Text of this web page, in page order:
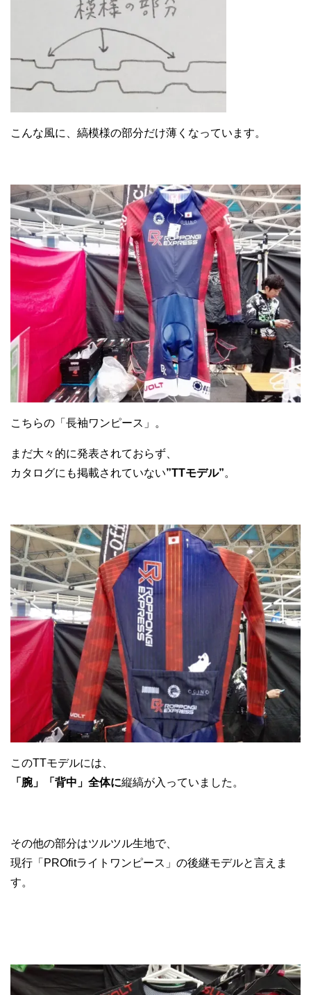
こんな風に、縞模様の部分だけ薄くなっています。
こちらの「長袖ワンピース」。
まだ大々的に発表されておらず、
カタログにも掲載されていない”TTモデル”。
このTTモデルには、
「腕」「背中」全体に縦縞が入っていました。
その他の部分はツルツル生地で、
現行「PROfitライトワンピース」の後継モデルと言えま
す。